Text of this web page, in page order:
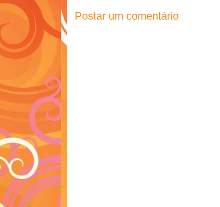
Postar um comentário